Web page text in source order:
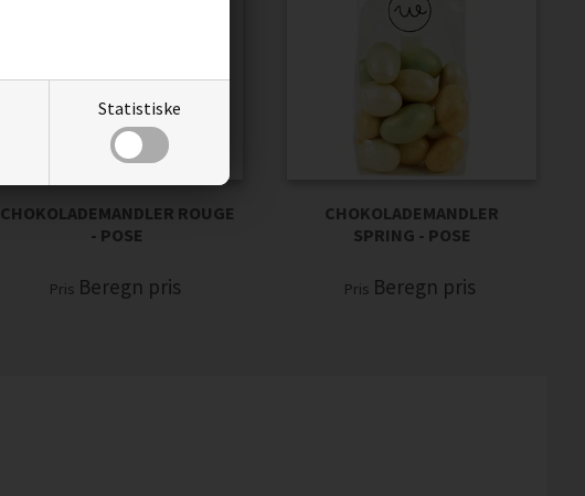
Statistiske
CHOKOLADEMANDLER ROUGE
- POSE
Pris Beregn pris
CHOKOLADEMANDLER
SPRING - POSE
Pris Beregn pris